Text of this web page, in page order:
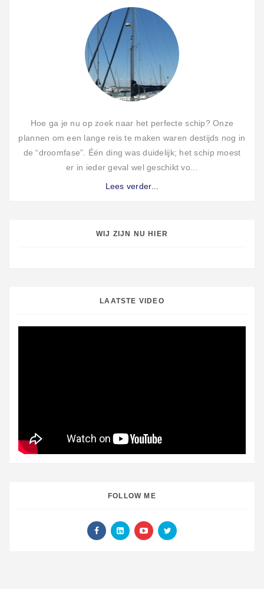
Hoe ga je nu op zoek naar het perfecte schip? Onze
plannen om een lange reis te maken waren destijds nog in
de “droomfase”. Één ding was duidelijk; het schip moest
er in ieder geval wel geschikt vo...
Lees verder...
WIJ ZIJN NU HIER
LAATSTE VIDEO
FOLLOW ME